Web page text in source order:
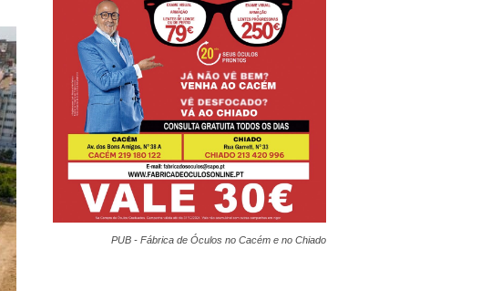
PUB - Fábrica de Óculos no Cacém e no Chiado